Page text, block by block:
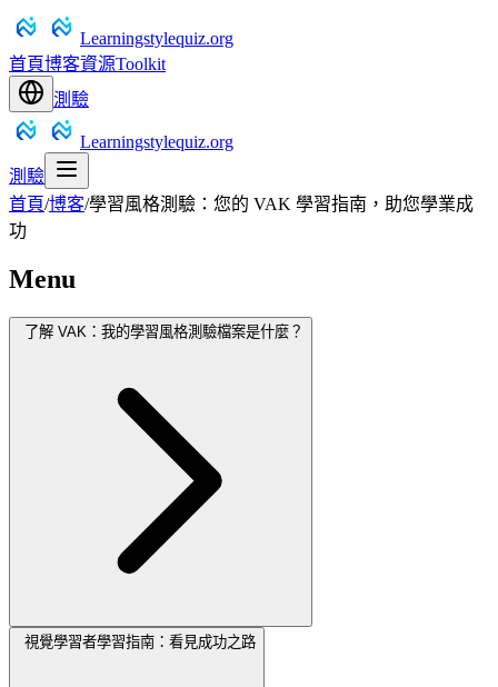
Learningstylequiz.org
首頁博客資源Toolkit
測驗
Learningstylequiz.org
測驗
首頁/博客/學習風格測驗：您的 VAK 學習指南，助您學業成
功
Menu
了解 VAK：我的學習風格測驗檔案是什麼？
視覺學習者學習指南：看見成功之路